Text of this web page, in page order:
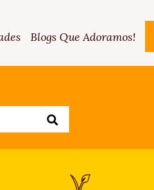
Blogs Que Adoramos!